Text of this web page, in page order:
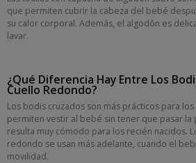
que permiten cubrir la cabeza del bebé
su calor corporal. Además, el algodón es
lavar.
¿Qué Diferencia Hay Entre Los
Cuello Redondo?
Los bodis cruzados son más prácticos para
permiten vestir al bebé sin tener que pasar la
resulta muy cómodo para los recién nacidos.
redondo se usan más adelante, cuando el
movilidad.